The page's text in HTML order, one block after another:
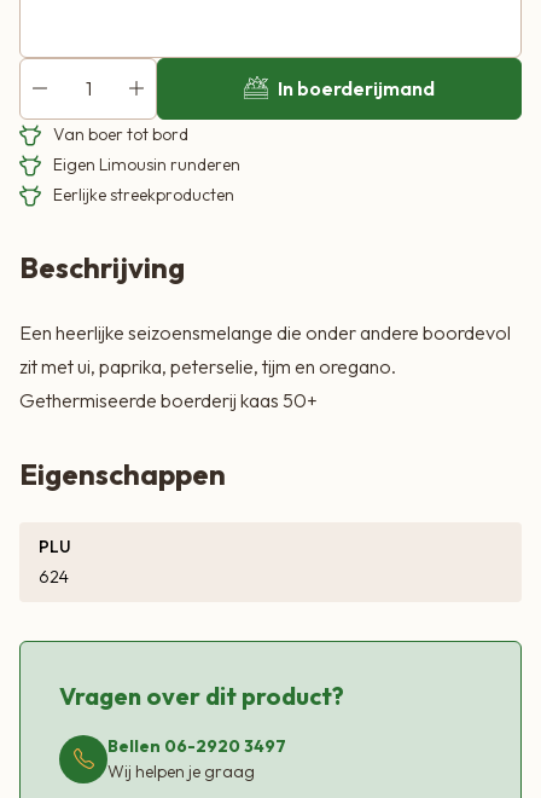
In boerderijmand
Van boer tot bord
Eigen Limousin runderen
Eerlijke streekproducten
Beschrijving
Een heerlijke seizoensmelange die onder andere boordevol
zit met ui, paprika, peterselie, tijm en oregano.
Gethermiseerde boerderij kaas 50+
Eigenschappen
PLU
624
Vragen over dit product?
Bellen 06-2920 3497
Wij helpen je graag